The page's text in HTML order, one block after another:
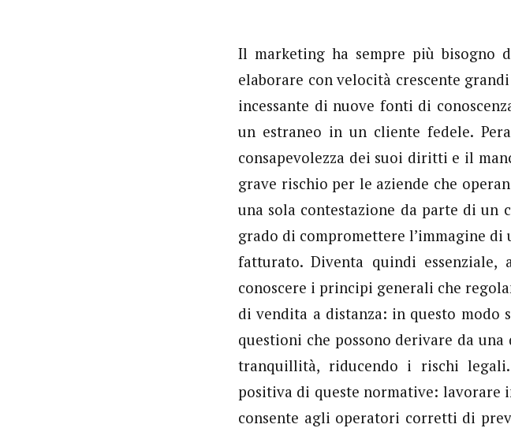
Il marketing ha sempre più bisogno
elaborare con velocità crescente
incessante di nuove fonti di
un estraneo in un cliente fedele.
consapevolezza dei suoi diritti e il
grave rischio per le aziende che
una sola contestazione da parte di un
grado di compromettere l’immagine di
fatturato. Diventa quindi
conoscere i principi generali che
di vendita a distanza: in questo modo
questioni che possono derivare da
tranquillità, riducendo i rischi
positiva di queste normative: lavorare
consente agli operatori corretti di